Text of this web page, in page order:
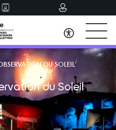
DU SOLEIL
du Soleil